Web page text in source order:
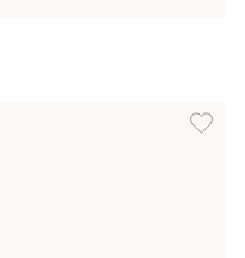
Finns även i dessa färger:
Lägg